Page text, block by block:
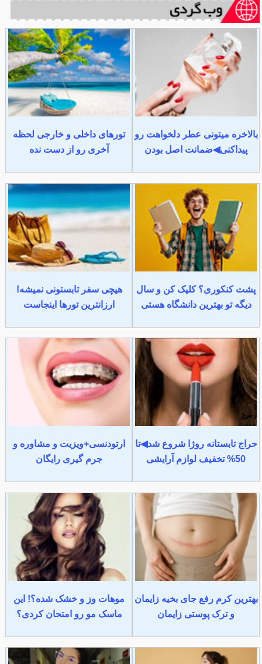
بالاخره میتونی عطر دلخواهت رو
پیداکنی◀ضمانت اصل بودن
تورهای داخلی و خارجی لحظه
آخری رو از دست نده
پشت کنکوری؟ کلیک کن و سال
دیگه تو بهترین دانشگاه هستی
هیچی سفر تابستونی نمیشه!
ارزانترین تورها اینجاست
حراج تابستانه روژا شروع شد◀تا
50% تخفیف لوازم آرایشی
ارتودنسی+ویزیت و مشاوره و
جرم گیری رایگان
بهترین کرم رفع جای بخیه زایمان
و ترک پوستی زایمان
موهات وز و خشک شده؟! این
ماسک مو رو امتحان کردی؟